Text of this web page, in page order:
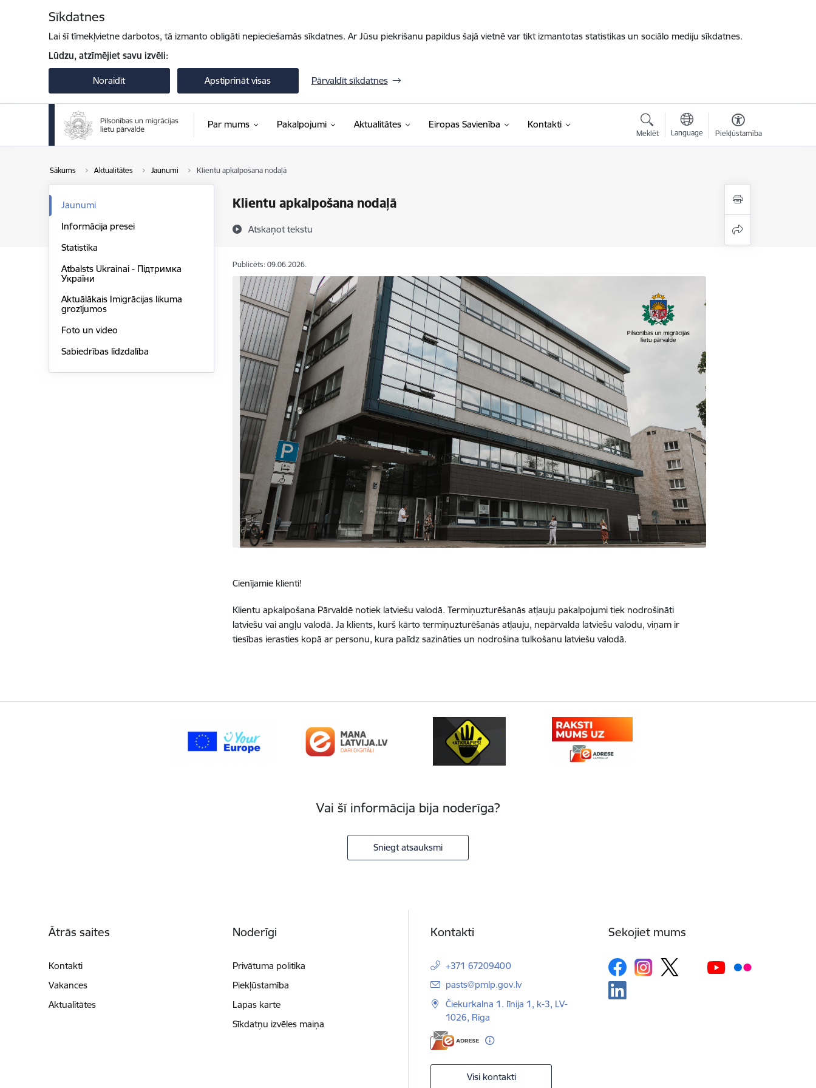
Sīkdatnes
Lai šī tīmekļvietne darbotos, tā izmanto obligāti nepieciešamās sīkdatnes. Ar Jūsu piekrišanu papildus šajā vietnē var tikt izmantotas statistikas un sociālo mediju sīkdatnes.
Lūdzu, atzīmējiet savu izvēli:
Noraidīt Apstiprināt visas Pārvaldīt sīkdatnes
Par mums Pakalpojumi Aktualitātes Eiropas Savienība Kontakti
Meklēt Language Piekļūstamība
Sākums Aktualitātes Jaunumi Klientu apkalpošana nodaļā
Klientu apkalpošana nodaļā
Atskaņot tekstu
Jaunumi
Informācija presei
Statistika
Atbalsts Ukrainai - Підтримка
України
Aktuālākais Imigrācijas likuma
grozījumos
Foto un video
Sabiedrības līdzdalība
Publicēts: 09.06.2026.
Cienījamie klienti!
Klientu apkalpošana Pārvaldē notiek latviešu valodā. Termiņuzturēšanās atļauju pakalpojumi tiek nodrošināti
latviešu vai angļu valodā. Ja klients, kurš kārto termiņuzturēšanās atļauju, nepārvalda latviešu valodu, viņam ir
tiesības ierasties kopā ar personu, kura palīdz sazināties un nodrošina tulkošanu latviešu valodā.
Vai šī informācija bija noderīga?
Sniegt atsauksmi
Ātrās saites
Kontakti
Vakances
Aktualitātes
Noderīgi
Privātuma politika
Piekļūstamība
Lapas karte
Sīkdatņu izvēles maiņa
Kontakti
+371 67209400
E-pasts:
pasts@pmlp.gov.lv
Čiekurkalna 1. līnija 1, k-3, LV-
1026, Rīga
Visi kontakti
Sekojiet mums